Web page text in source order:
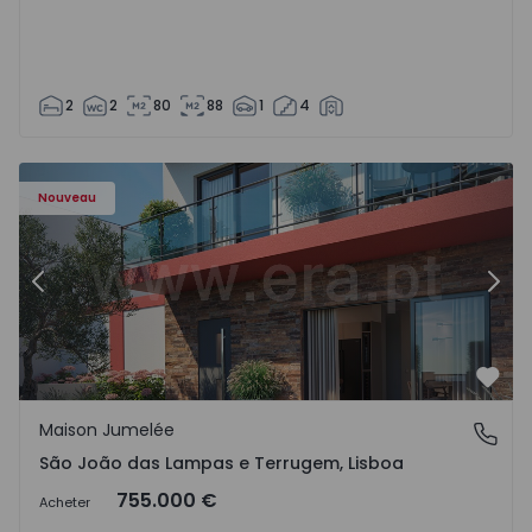
2 2 80 88 1 4
Nouveau
Précédent
São João das Lampas e Terrugem, Lisboa
Maison Jumelée
São João das Lampas e Terrugem, Lisboa
Acheter 755.000 €